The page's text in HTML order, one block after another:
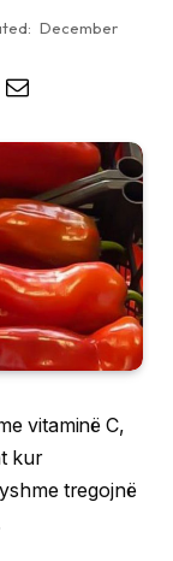
December
vitaminë C,
kur
tregojnë